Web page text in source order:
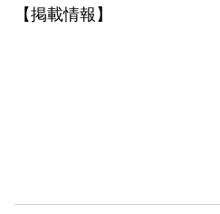
【掲載情報】